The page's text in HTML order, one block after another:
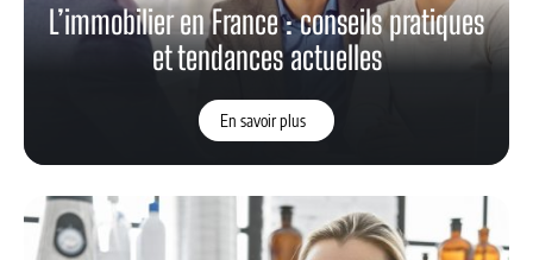
L’immobilier en France : conseils pratiques
et tendances actuelles
En savoir plus